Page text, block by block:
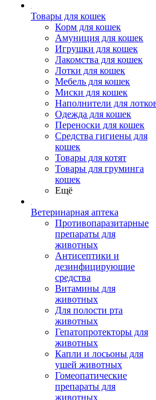
Товары для кошек
Корм для кошек
Амуниция для кошек
Игрушки для кошек
Лакомства для кошек
Лотки для кошек
Мебель для кошек
Миски для кошек
Наполнители для
Одежда для кошек
Переноски для кошек
Средства гигиены для
кошек
Товары для котят
Товары для груминга
кошек
Ещё
Ветеринарная аптека
Противопаразитарные
препараты для
животных
Антисептики и
дезинфицирующие
средства
Витамины для
животных
Для полости рта
животных
Гепатопротекторы для
животных
Капли и лосьоны для
ушей животных
Гомеопатические
препараты для
животных